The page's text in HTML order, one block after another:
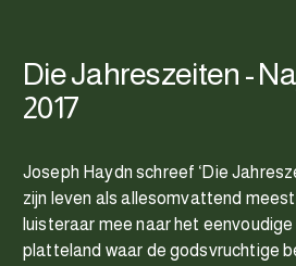
Die Jahreszeiten -
2017
Joseph Haydn schreef ‘Die
zijn leven als allesomvattend
luisteraar mee naar het
platteland waar de godsvruchtige